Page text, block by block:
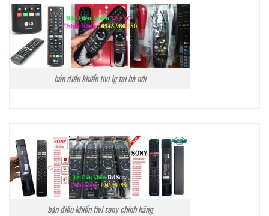
bán điều khiển tivi lg tại hà nội
bán điều khiển tivi sony chính hãng